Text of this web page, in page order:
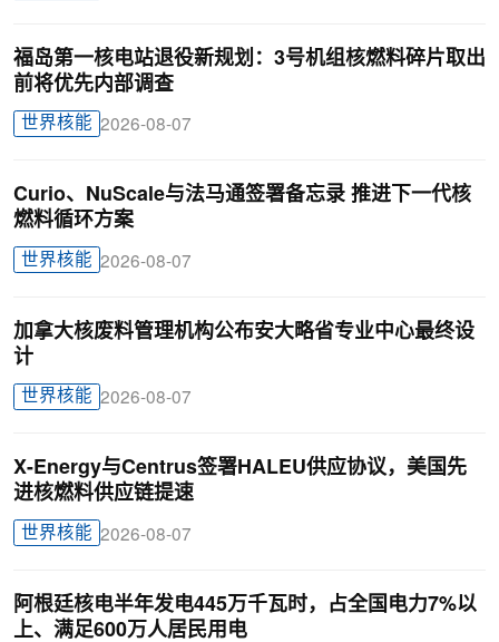
福岛第一核电站退役新规划：3号机组核燃料碎片取出
前将优先内部调查
世界核能 2026-08-07
Curio、NuScale与法马通签署备忘录 推进下一代核
燃料循环方案
世界核能 2026-08-07
加拿大核废料管理机构公布安大略省专业中心最终设
计
世界核能 2026-08-07
X-Energy与Centrus签署HALEU供应协议，美国先
进核燃料供应链提速
世界核能 2026-08-07
阿根廷核电半年发电445万千瓦时，占全国电力7%以
上、满足600万人居民用电